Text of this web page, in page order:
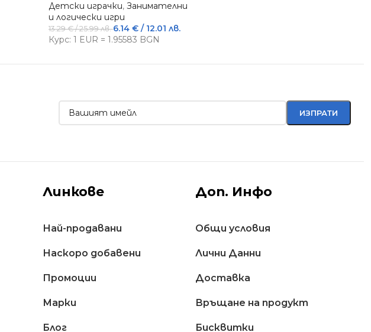
Детски играчки, Занимателни
и логически игри
13.29€/ 25.99 лв.6.14 € / 12.01 лв.
Курс: 1 EUR = 1.95583 BGN
Линкове
Най-продавани
Наскоро добавени
Промоции
Марки
Блог
Доп. Инфо
Общи условия
Лични Данни
Доставкa
Връщане на продукт
Бисквитки